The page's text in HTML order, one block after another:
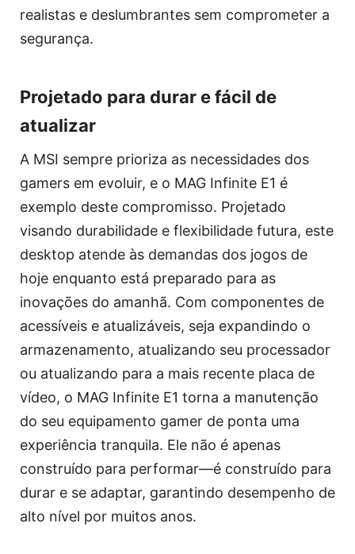
realistas e deslumbrantes sem comprometer a
segurança.
Projetado para durar e fácil de
atualizar
A MSI sempre prioriza as necessidades dos
gamers em evoluir, e o MAG Infinite E1 é
exemplo deste compromisso. Projetado
visando durabilidade e flexibilidade futura, este
desktop atende às demandas dos jogos de
hoje enquanto está preparado para as
inovações do amanhã. Com componentes de
acessíveis e atualizáveis, seja expandindo o
armazenamento, atualizando seu processador
ou atualizando para a mais recente placa de
vídeo, o MAG Infinite E1 torna a manutenção
do seu equipamento gamer de ponta uma
experiência tranquila. Ele não é apenas
construído para performar—é construído para
durar e se adaptar, garantindo desempenho de
alto nível por muitos anos.